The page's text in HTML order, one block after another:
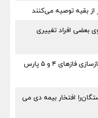
بعضی افراد تغییری
بانک تجارت، تأمین‌کننده مالی پروژه بازسازی فازهای ۴ و ۵ پارس
افتخار بیمه دی می